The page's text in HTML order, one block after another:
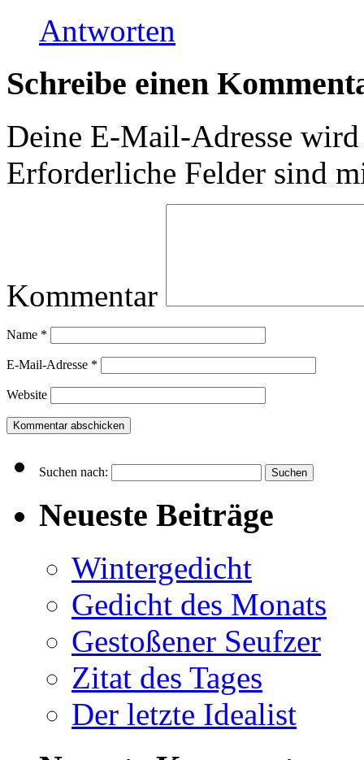
Antworten
Schreibe einen
Deine E-Mail-Adresse
Erforderliche Felder sind
Kommentar
Name *
E-Mail-Adresse *
Website
Suchen nach:
Neueste Beiträge
Wintergedicht
Gedicht des Monats
Gestoßener Seufzer
Zitat des Tages
Der letzte Idealist